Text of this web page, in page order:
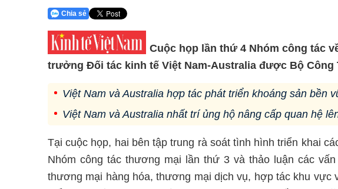
Chia sẻ
Cuộc họp lần thứ 4 Nhóm công tác
trưởng Đối tác kinh tế Việt Nam-Australia được Bộ Công
Việt Nam và Australia hợp tác phát triển khoáng sản bền
Việt Nam và Australia nhất trí ủng hộ nâng cấp quan hệ
Tại cuộc họp, hai bên tập trung rà soát tình hình triển khai
Nhóm công tác thương mại lần thứ 3 và thảo luận các
thương mại hàng hóa, thương mại dịch vụ, hợp tác khu